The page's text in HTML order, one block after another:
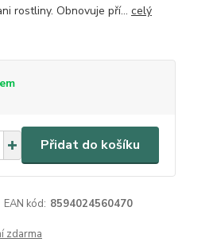
rostliny. Obnovuje pří... celý
Přidat do košíku
EAN kód: 8594024560470
zdarma